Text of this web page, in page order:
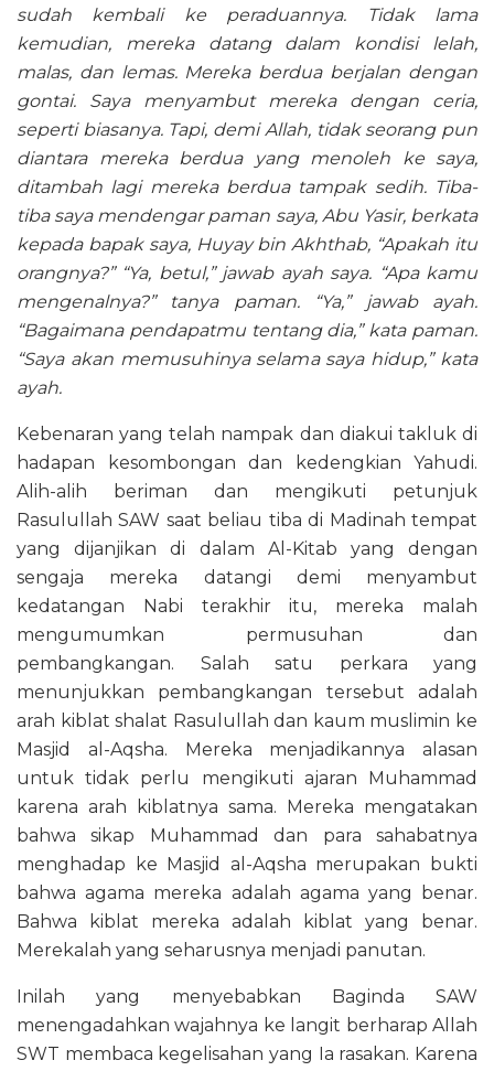
sudah kembali ke peraduannya. Tidak lama
kemudian, mereka datang dalam kondisi lelah,
malas, dan lemas. Mereka berdua berjalan dengan
gontai. Saya menyambut mereka dengan ceria,
seperti biasanya. Tapi, demi Allah, tidak seorang pun
diantara mereka berdua yang menoleh ke saya,
ditambah lagi mereka berdua tampak sedih. Tiba-
tiba saya mendengar paman saya, Abu Yasir, berkata
kepada bapak saya, Huyay bin Akhthab, “Apakah itu
orangnya?” “Ya, betul,” jawab ayah saya. “Apa kamu
mengenalnya?” tanya paman. “Ya,” jawab ayah.
“Bagaimana pendapatmu tentang dia,” kata paman.
“Saya akan memusuhinya selama saya hidup,” kata
ayah.
Kebenaran yang telah nampak dan diakui takluk di
hadapan kesombongan dan kedengkian Yahudi.
Alih-alih beriman dan mengikuti petunjuk
Rasulullah SAW saat beliau tiba di Madinah tempat
yang dijanjikan di dalam Al-Kitab yang dengan
sengaja mereka datangi demi menyambut
kedatangan Nabi terakhir itu, mereka malah
mengumumkan permusuhan dan
pembangkangan. Salah satu perkara yang
menunjukkan pembangkangan tersebut adalah
arah kiblat shalat Rasulullah dan kaum muslimin ke
Masjid al-Aqsha. Mereka menjadikannya alasan
untuk tidak perlu mengikuti ajaran Muhammad
karena arah kiblatnya sama. Mereka mengatakan
bahwa sikap Muhammad dan para sahabatnya
menghadap ke Masjid al-Aqsha merupakan bukti
bahwa agama mereka adalah agama yang benar.
Bahwa kiblat mereka adalah kiblat yang benar.
Merekalah yang seharusnya menjadi panutan.
Inilah yang menyebabkan Baginda SAW
menengadahkan wajahnya ke langit berharap Allah
SWT membaca kegelisahan yang Ia rasakan. Karena